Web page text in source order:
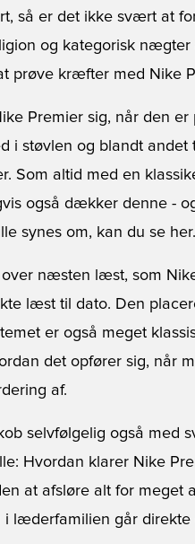
så er det ikke svært at
og kategorisk nægter
prøve kræfter med Nike
Premier sig, når den
i støvlen og blandt
Som altid med en
også dækker denne -
synes om, kan du se her.
næsten læst, som
læst til dato. Den
er også meget
det opfører sig, når
af.
selvfølgelig også med
Hvordan klarer Nike
at afsløre alt for meget
i læderfamilien går